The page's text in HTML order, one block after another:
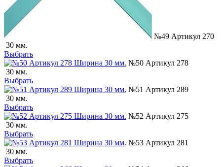
№49 Артикул 270
30 мм.
Выбрать
№50 Артикул 278
30 мм.
Выбрать
№51 Артикул 289
30 мм.
Выбрать
№52 Артикул 275
30 мм.
Выбрать
№53 Артикул 281
30 мм.
Выбрать